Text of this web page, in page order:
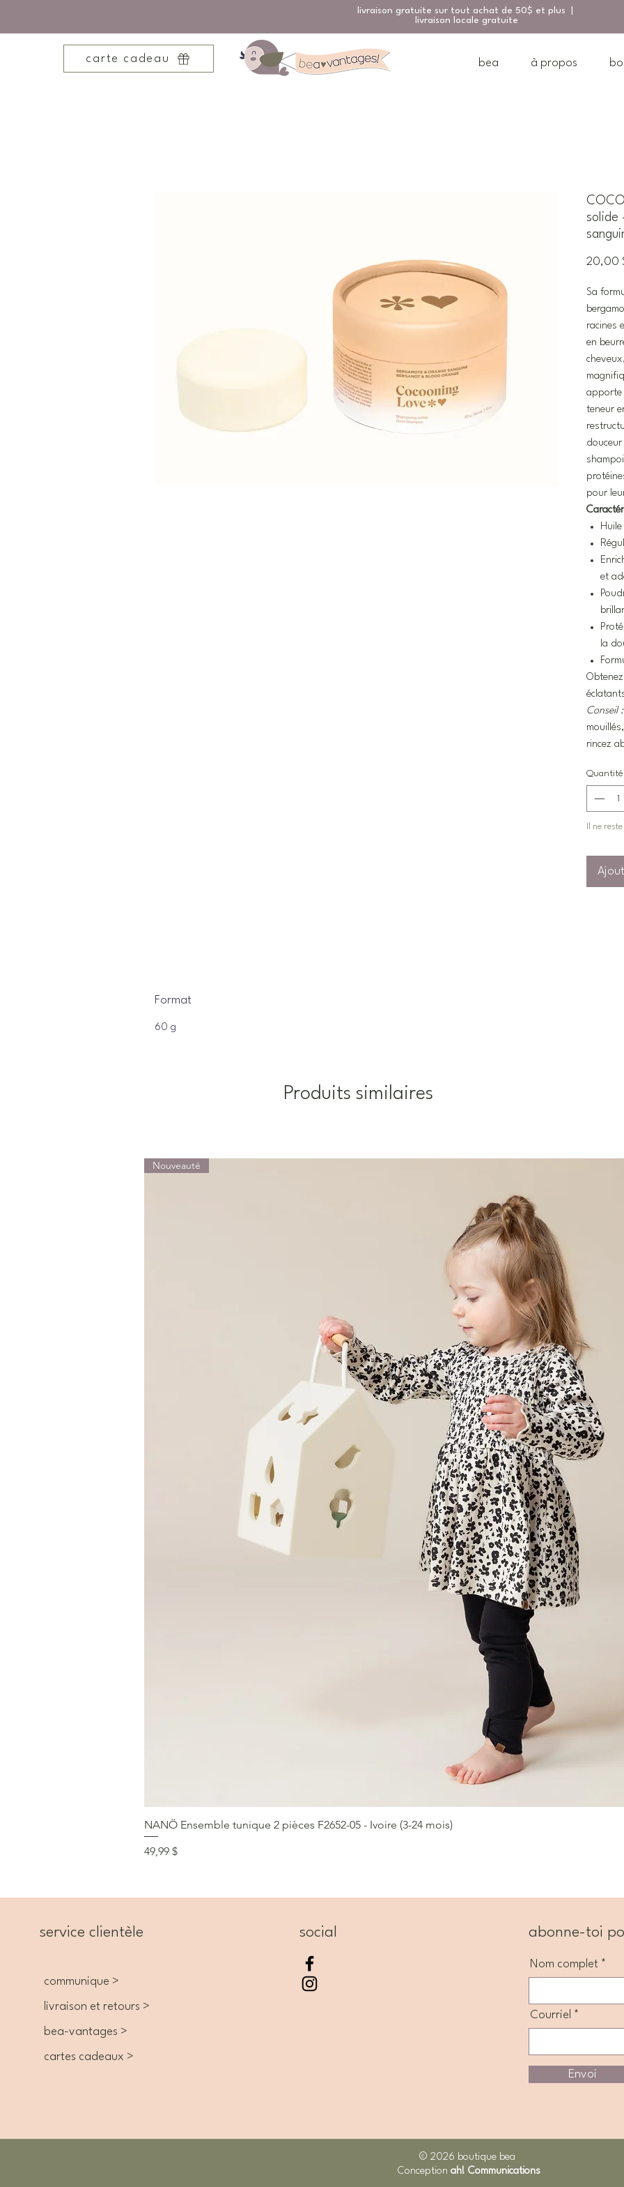
livraison gratuite sur tout achat de 50$ et plus |
livraison locale gratuite
carte cadeau bea à propos
solide
20,00
Sa
racines
en
apporte
teneur
pour
et
la
Conseil :
rincez
Quantité
Il ne
Format
60 g
Produits similaires
Aperçu rapide
Nouveauté
NANÖ Ensemble tunique 2 pièces F2652-05 - Ivoire (3-24 mois)
Prix
49,99 $
service clientèle
communique >
livraison et retours >
bea-vantages >
cartes cadeaux >
social abonne-toi
Nom complet
Courriel
Envoi
© 2026 boutique bea
Conception ah! Communications